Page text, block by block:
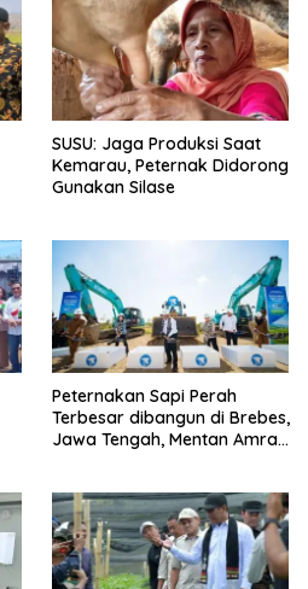
SUSU: Jaga Produksi Saat
Kemarau, Peternak Didorong
Gunakan Silase
Peternakan Sapi Perah
Terbesar dibangun di Brebes,
Jawa Tengah, Mentan Amran